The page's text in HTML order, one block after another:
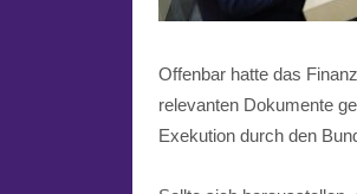
Offenbar hatte das
relevanten Dokumente
Exekution durch den